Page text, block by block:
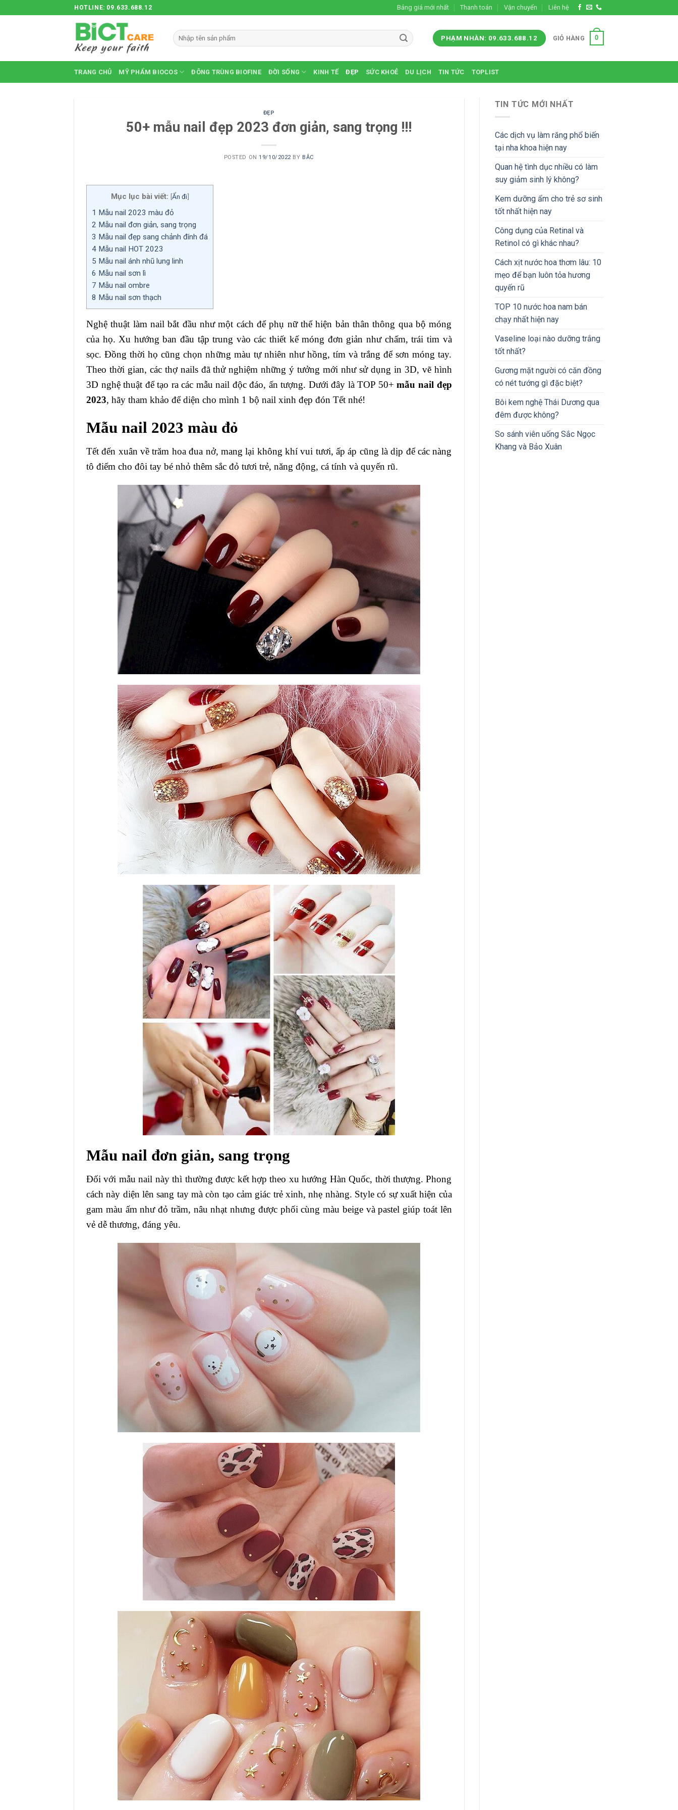
to
HOTLINE: 09.633.688.12 Bảng giá mới nhất Thanh toán Vận chuyển Liên hệ
PHẠM NHÀN: 09.633.688.12 GIỎ HÀNG 0
TRANG CHỦ MỸ PHẨM BIOCOS ĐÔNG TRÙNG BIOFINE ĐỜI SỐNG KINH TẾ ĐẸP SỨC KHOẺ DU LỊCH TIN TỨC TOPLIST
ĐẸP
50+ mẫu nail đẹp 2023 đơn giản, sang trọng !!!
POSTED ON19/10/2022 BY BẮC
Mục lục bài viết: [Ẩn đi]
1 Mẫu nail 2023 màu đỏ
2 Mẫu nail đơn giản, sang trọng
3 Mẫu nail đẹp sang chảnh đính đá
4 Mẫu nail HOT 2023
5 Mẫu nail ánh nhũ lung linh
6 Mẫu nail sơn lì
7 Mẫu nail ombre
8 Mẫu nail sơn thạch
Nghệ thuật làm nail bắt đầu như một cách để phụ nữ thể hiện bản thân thông qua bộ móng
của họ. Xu hướng ban đầu tập trung vào các thiết kế móng đơn giản như chấm, trái tim và
sọc. Đồng thời họ cũng chọn những màu tự nhiên như hồng, tím và trắng để sơn móng tay.
Theo thời gian, các thợ nails đã thử nghiệm những ý tưởng mới như sử dụng in 3D, vẽ hình
3D nghệ thuật để tạo ra các mẫu nail độc đáo, ấn tượng. Dưới đây là TOP 50+mẫu nail đẹp
2023, hãy tham khảo để diện cho mình 1 bộ nail xinh đẹp đón Tết nhé!
Mẫu nail 2023 màu đỏ
Tết đến xuân về trăm hoa đua nở, mang lại không khí vui tươi, ấp áp cũng là dịp để các nàng
tô điểm cho đôi tay bé nhỏ thêm sắc đỏ tươi trẻ, năng động, cá tính và quyến rũ.
Mẫu nail đơn giản, sang trọng
Đối với mẫu nail này thì thường được kết hợp theo xu hướng Hàn Quốc, thời thượng. Phong
cách này diện lên sang tay mà còn tạo cảm giác trẻ xinh, nhẹ nhàng. Style có sự xuất hiện của
gam màu ấm như đỏ trầm, nâu nhạt nhưng được phối cùng màu beige và pastel giúp toát lên
vẻ dễ thương, đáng yêu.
TIN TỨC MỚI NHẤT
Các dịch vụ làm răng phổ biến
tại nha khoa hiện nay
Quan hệ tình dục nhiều có làm
suy giảm sinh lý không?
Kem dưỡng ẩm cho trẻ sơ sinh
tốt nhất hiện nay
Công dụng của Retinal và
Retinol có gì khác nhau?
Cách xịt nước hoa thơm lâu: 10
mẹo để bạn luôn tỏa hương
quyến rũ
TOP 10 nước hoa nam bán
chạy nhất hiện nay
Vaseline loại nào dưỡng trắng
tốt nhất?
Gương mặt người có căn đồng
có nét tướng gì đặc biệt?
Bôi kem nghệ Thái Dương qua
đêm được không?
So sánh viên uống Sắc Ngọc
Khang và Bảo Xuân